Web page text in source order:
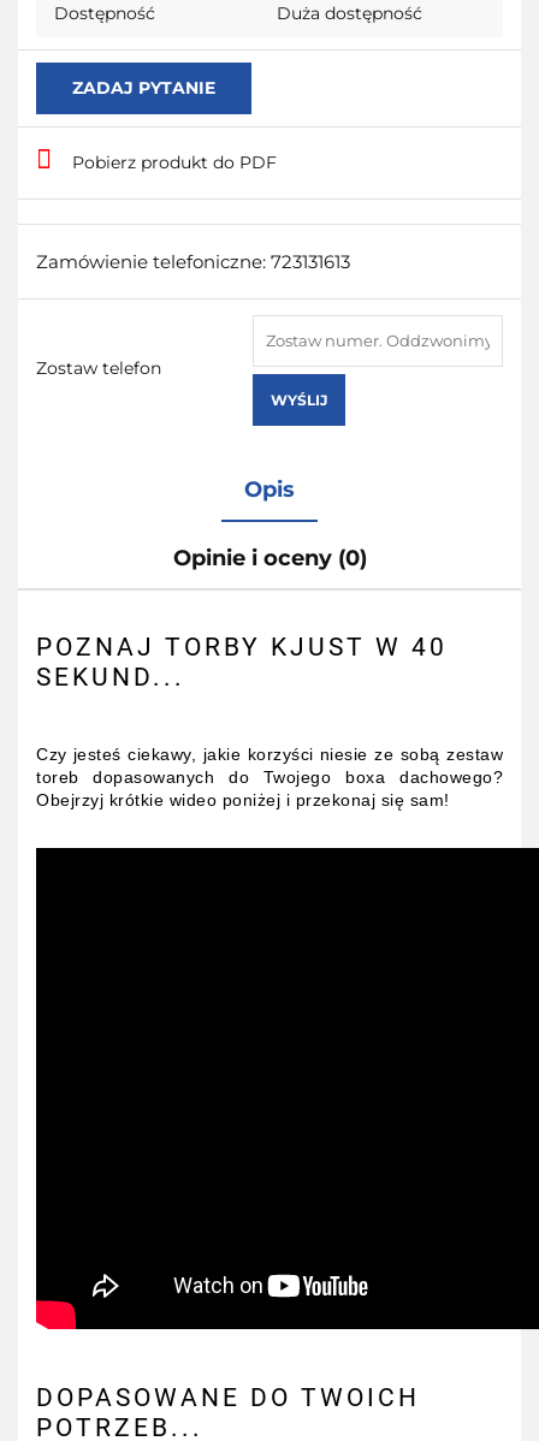
Dostępność Duża dostępność
ZADAJ PYTANIE
Pobierz produkt do PDF
Zamówienie telefoniczne: 723131613
Zostaw telefon
WYŚLIJ
Opis
Opinie i oceny (0)
POZNAJ TORBY KJUST W 40
SEKUND...
Czy jesteś ciekawy, jakie korzyści niesie ze sobą zestaw
toreb dopasowanych do Twojego boxa dachowego?
Obejrzyj krótkie wideo poniżej i przekonaj się sam!
DOPASOWANE DO TWOICH
POTRZEB...